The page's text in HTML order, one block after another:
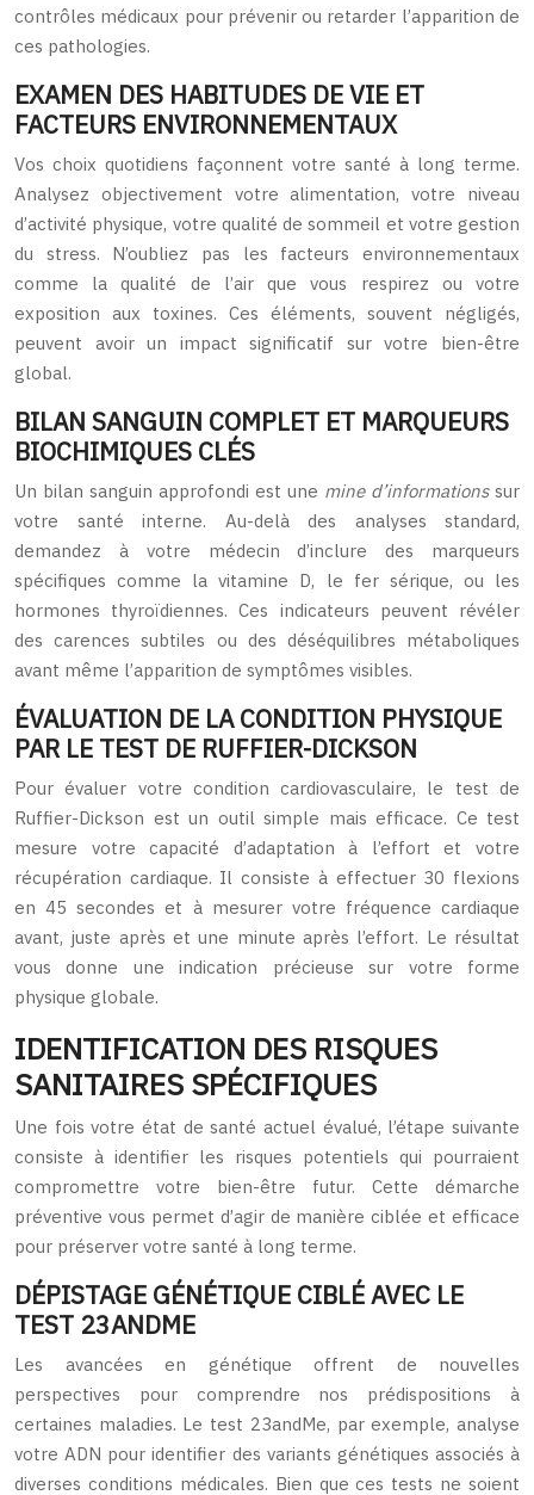
contrôles médicaux pour prévenir ou retarder l’apparition de
ces pathologies.
EXAMEN DES HABITUDES DE VIE ET
FACTEURS ENVIRONNEMENTAUX
Vos choix quotidiens façonnent votre santé à long terme.
Analysez objectivement votre alimentation, votre niveau
d’activité physique, votre qualité de sommeil et votre gestion
du stress. N’oubliez pas les facteurs environnementaux
comme la qualité de l’air que vous respirez ou votre
exposition aux toxines. Ces éléments, souvent négligés,
peuvent avoir un impact significatif sur votre bien-être
global.
BILAN SANGUIN COMPLET ET MARQUEURS
BIOCHIMIQUES CLÉS
Un bilan sanguin approfondi est une mine d’informations sur
votre santé interne. Au-delà des analyses standard,
demandez à votre médecin d’inclure des marqueurs
spécifiques comme la vitamine D, le fer sérique, ou les
hormones thyroïdiennes. Ces indicateurs peuvent révéler
des carences subtiles ou des déséquilibres métaboliques
avant même l’apparition de symptômes visibles.
ÉVALUATION DE LA CONDITION PHYSIQUE
PAR LE TEST DE RUFFIER-DICKSON
Pour évaluer votre condition cardiovasculaire, le test de
Ruffier-Dickson est un outil simple mais efficace. Ce test
mesure votre capacité d’adaptation à l’effort et votre
récupération cardiaque. Il consiste à effectuer 30 flexions
en 45 secondes et à mesurer votre fréquence cardiaque
avant, juste après et une minute après l’effort. Le résultat
vous donne une indication précieuse sur votre forme
physique globale.
IDENTIFICATION DES RISQUES
SANITAIRES SPÉCIFIQUES
Une fois votre état de santé actuel évalué, l’étape suivante
consiste à identifier les risques potentiels qui pourraient
compromettre votre bien-être futur. Cette démarche
préventive vous permet d’agir de manière ciblée et efficace
pour préserver votre santé à long terme.
DÉPISTAGE GÉNÉTIQUE CIBLÉ AVEC LE
TEST 23ANDME
Les avancées en génétique offrent de nouvelles
perspectives pour comprendre nos prédispositions à
certaines maladies. Le test 23andMe, par exemple, analyse
votre ADN pour identifier des variants génétiques associés à
diverses conditions médicales. Bien que ces tests ne soient